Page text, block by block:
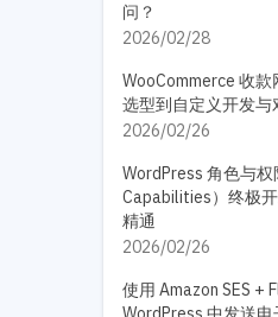
问？
2026/02/28
WooCommerce 收
选型到自定义开发与
2026/02/26
WordPress 角色与
Capabilities）终极
精通
2026/02/26
使用 Amazon SES +